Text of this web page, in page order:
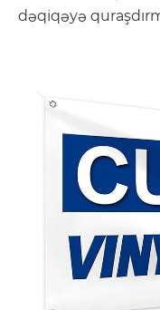
dəqiqəyə